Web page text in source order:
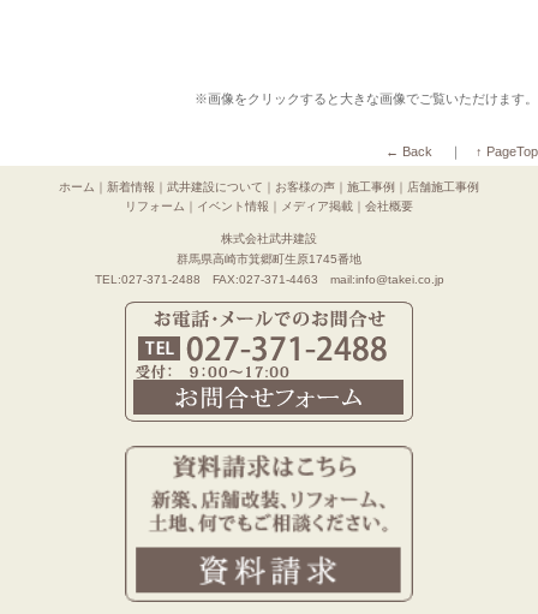
※画像をクリックすると大きな画像でご覧いただけます。
← Back ｜ ↑ PageTop
ホーム 新着情報 武井建設について お客様の声 施工事例
店舗施工事例
リフォーム
イベント情報 メディア掲載 会社概要
株式会社武井建設
群馬県高崎市箕郷町生原1745番地
TEL:027-371-2488 FAX:027-371-4463 mail:info@takei.co.jp